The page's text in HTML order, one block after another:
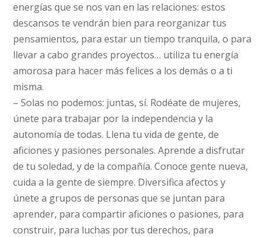
energías que se nos van en las relaciones: estos
descansos te vendrán bien para reorganizar tus
pensamientos, para estar un tiempo tranquila, o para
llevar a cabo grandes proyectos… utiliza tu energía
amorosa para hacer más felices a los demás o a ti
misma.
– Solas no podemos: juntas, sí. Rodéate de mujeres,
únete para trabajar por la independencia y la
autonomía de todas. Llena tu vida de gente, de
aficiones y pasiones personales. Aprende a disfrutar
de tu soledad, y de la compañía. Conoce gente nueva,
cuida a la gente de siempre. Diversifica afectos y
únete a grupos de personas que se juntan para
aprender, para compartir aficiones o pasiones, para
construir, para luchas por tus derechos, para